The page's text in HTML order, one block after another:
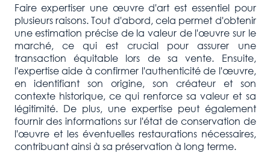
Faire expertiser une œuvre d'art est essentiel pour
plusieurs raisons. Tout d'abord, cela permet d'obtenir
une estimation précise de la valeur de l'œuvre sur le
marché, ce qui est crucial pour assurer une
transaction équitable lors de sa vente. Ensuite,
l'expertise aide à confirmer l'authenticité de l'œuvre,
en identifiant son origine, son créateur et son
contexte historique, ce qui renforce sa valeur et sa
légitimité. De plus, une expertise peut également
fournir des informations sur l'état de conservation de
l'œuvre et les éventuelles restaurations nécessaires,
contribuant ainsi à sa préservation à long terme.